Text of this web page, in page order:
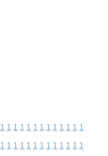
1 1 1 1 1 1 1 1 1 1 1 1 1
1 1 1 1 1 1 1 1 1 1 1 1 1